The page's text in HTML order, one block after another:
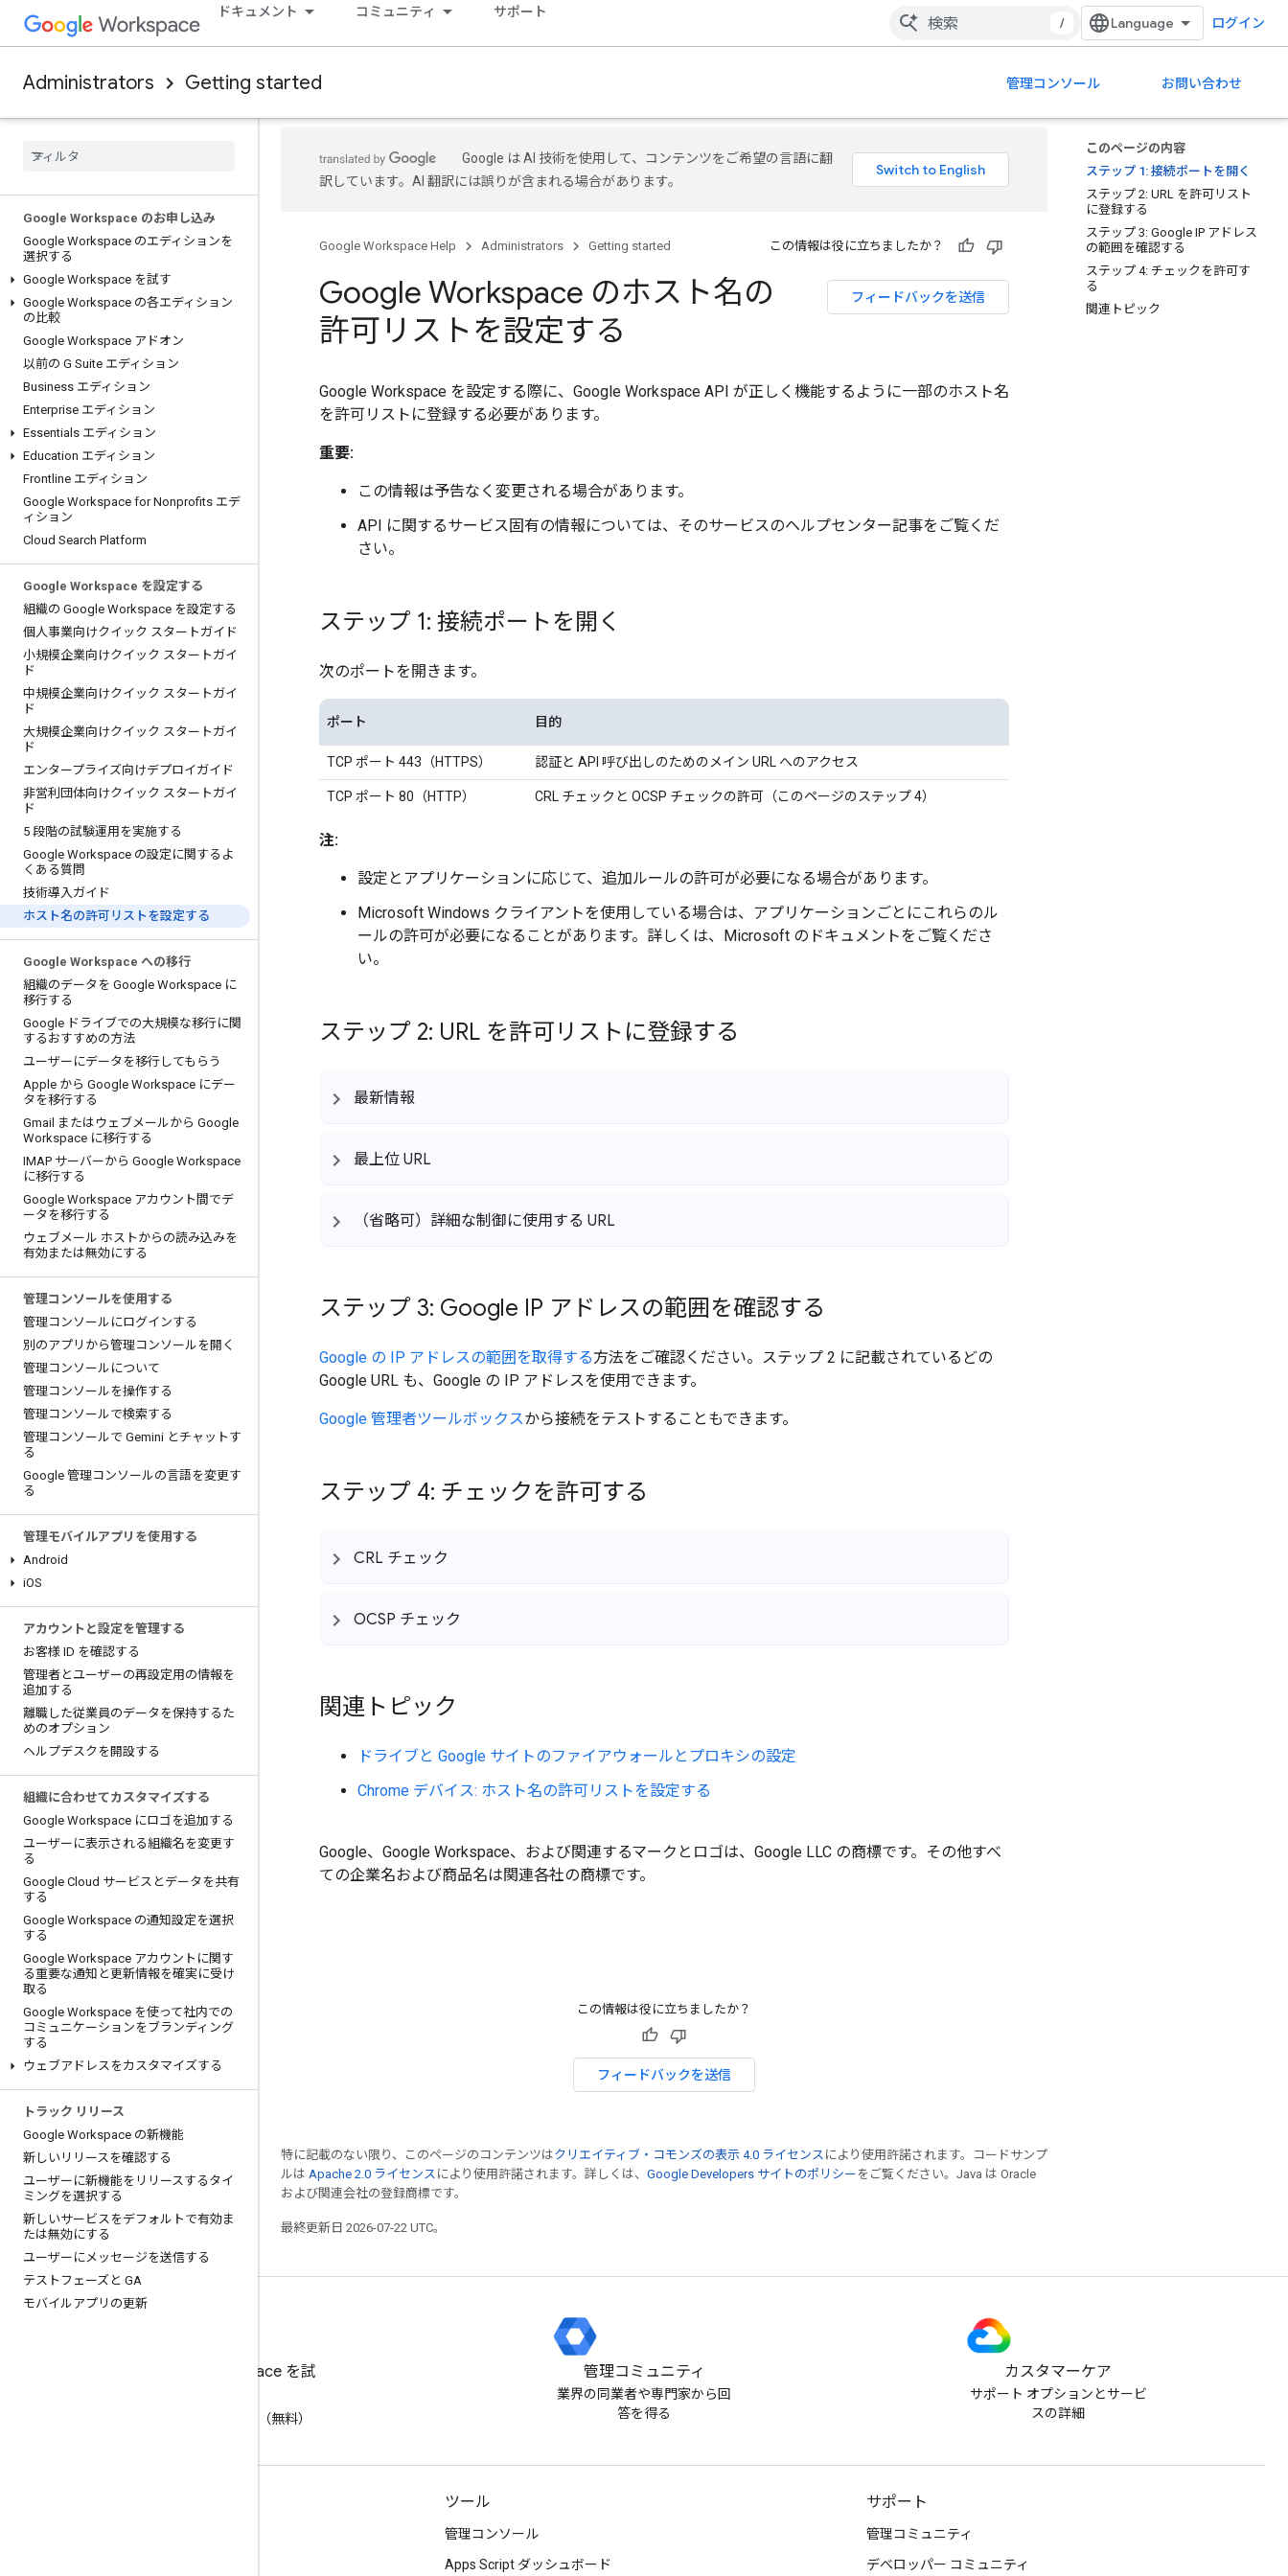
ドキュメント コミュニティ サポート
/ ログイン
Administrators Getting started 管理コンソール お問い合わせ
Google Workspace のお申し込み
Google Workspace のエディションを
選択する
Google Workspace を試す
Google Workspace の各エディション
の比較
Google Workspace アドオン
以前の G Suite エディション
Business エディション
Enterprise エディション
Essentials エディション
Education エディション
Frontline エディション
Google Workspace for Nonprofits エデ
ィション
Cloud Search Platform
Google Workspace を設定する
組織の Google Workspace を設定する
個人事業向けクイック スタートガイド
小規模企業向けクイック スタートガイ
ド
中規模企業向けクイック スタートガイ
ド
大規模企業向けクイック スタートガイ
ド
エンタープライズ向けデプロイガイド
非営利団体向けクイック スタートガイ
ド
5 段階の試験運用を実施する
Google Workspace の設定に関するよ
くある質問
技術導入ガイド
ホスト名の許可リストを設定する
Google Workspace への移行
組織のデータを Google Workspace に
移行する
Google ドライブでの大規模な移行に関
するおすすめの方法
ユーザーにデータを移行してもらう
Apple から Google Workspace にデー
タを移行する
Gmail またはウェブメールから Google
Workspace に移行する
IMAP サーバーから Google Workspace
に移行する
Google Workspace アカウント間でデ
ータを移行する
ウェブメール ホストからの読み込みを
有効または無効にする
管理コンソールを使用する
管理コンソールにログインする
別のアプリから管理コンソールを開く
管理コンソールについて
管理コンソールを操作する
管理コンソールで検索する
管理コンソールで Gemini とチャットす
る
Google 管理コンソールの言語を変更す
る
管理モバイルアプリを使用する
Android
iOS
アカウントと設定を管理する
お客様 ID を確認する
管理者とユーザーの再設定用の情報を
追加する
離職した従業員のデータを保持するた
めのオプション
ヘルプデスクを開設する
組織に合わせてカスタマイズする
Google Workspace にロゴを追加する
ユーザーに表示される組織名を変更す
る
Google Cloud サービスとデータを共有
する
Google Workspace の通知設定を選択
する
Google Workspace アカウントに関す
る重要な通知と更新情報を確実に受け
取る
Google Workspace を使って社内での
コミュニケーションをブランディング
する
ウェブアドレスをカスタマイズする
トラック リリース
Google Workspace の新機能
新しいリリースを確認する
ユーザーに新機能をリリースするタイ
ミングを選択する
新しいサービスをデフォルトで有効ま
たは無効にする
ユーザーにメッセージを送信する
テストフェーズと GA
モバイルアプリの更新
このページの内容
ステップ 1: 接続ポートを開く
ステップ 2: URL を許可リスト
に登録する
ステップ 3: Google IP アドレス
の範囲を確認する
ステップ 4: チェックを許可す
る
関連トピック
Google は AI 技術を使用して、コンテンツをご希望の言語に翻
訳しています。AI 翻訳には誤りが含まれる場合があります。
Google Workspace Help Administrators Getting started この情報は役に立ちましたか？
フィードバックを送信
Google Workspace のホスト名の
許可リストを設定する
Google Workspace を設定する際に、Google Workspace API が正しく機能するように一部のホスト名
を許可リストに登録する必要があります。
重要:
この情報は予告なく変更される場合があります。
API に関するサービス固有の情報については、そのサービスのヘルプセンター記事をご覧くだ
さい。
ステップ 1: 接続ポートを開く
次のポートを開きます。
ポート 目的
TCP ポート 443（HTTPS） 認証と API 呼び出しのためのメイン URL へのアクセス
TCP ポート 80（HTTP） CRL チェックと OCSP チェックの許可（このページのステップ 4）
注:
設定とアプリケーションに応じて、追加ルールの許可が必要になる場合があります。
Microsoft Windows クライアントを使用している場合は、アプリケーションごとにこれらのル
ールの許可が必要になることがあります。詳しくは、Microsoft のドキュメントをご覧くださ
い。
ステップ 2: URL を許可リストに登録する
最新情報
最上位 URL
（省略可）詳細な制御に使用する URL
ステップ 3: Google IP アドレスの範囲を確認する
Google の IP アドレスの範囲を取得する方法をご確認ください。ステップ 2 に記載されているどの
Google URL も、Google の IP アドレスを使用できます。
Google 管理者ツールボックスから接続をテストすることもできます。
ステップ 4: チェックを許可する
CRL チェック
OCSP チェック
関連トピック
ドライブと Google サイトのファイアウォールとプロキシの設定
Chrome デバイス: ホスト名の許可リストを設定する
Google、Google Workspace、および関連するマークとロゴは、Google LLC の商標です。 その他すべ
ての企業名および商品名は関連各社の商標です。
この情報は役に立ちましたか？
フィードバックを送信
特に記載のない限り、このページのコンテンツはクリエイティブ・コモンズの表示 4.0 ライセンス により使用許諾されます。コードサンプ
ルは Apache 2.0 ライセンス により使用許諾されます。詳しくは、 Google Developers サイトのポリシー をご覧ください。Java は Oracle
および関連会社の登録商標です。
最終更新日 2026-07-22 UTC。
Google Workspace を試
AI で生産性を向上（無料）
管理コミュニティ
業界の同業者や専門家から回
答を得る
カスタマーケア
サポート オプションとサービ
スの詳細
ツール
管理コンソール
Apps Script ダッシュボード
サポート
管理コミュニティ
デベロッパー コミュニティ